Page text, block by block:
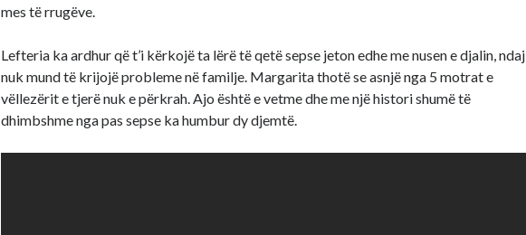
mes të rrugëve.
Lefteria ka ardhur që t’i kërkojë ta lërë të qetë sepse jeton edhe me nusen e djalin, ndaj
nuk mund të krijojë probleme në familje. Margarita thotë se asnjë nga 5 motrat e
vëllezërit e tjerë nuk e përkrah. Ajo është e vetme dhe me një histori shumë të
dhimbshme nga pas sepse ka humbur dy djemtë.